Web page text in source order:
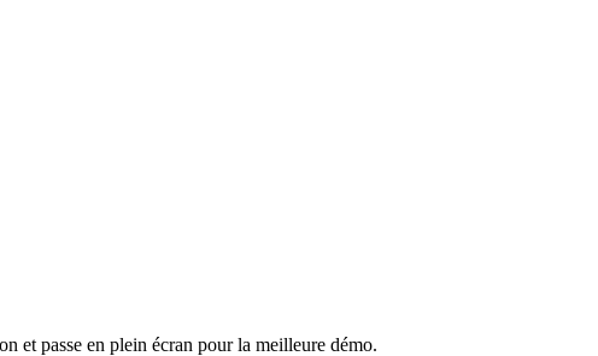
et passe en plein écran pour la meilleure démo.